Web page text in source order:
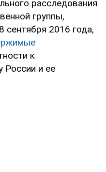
расследования
группы,
сентября 2016 года,
к
России и ее